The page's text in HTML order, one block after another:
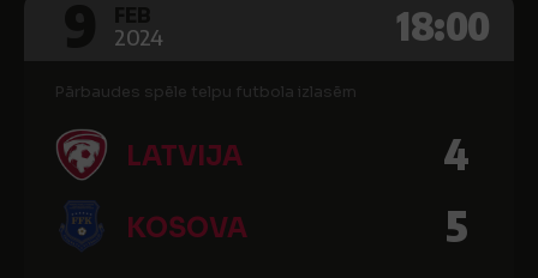
2024 18:00
Pārbaudes spēle telpu futbola izlasēm
LATVIJA 4
KOSOVA 5